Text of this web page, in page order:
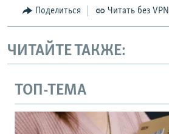
Поделиться Читать без VPN
ЧИТАЙТЕ ТАКЖЕ:
ТОП-ТЕМА